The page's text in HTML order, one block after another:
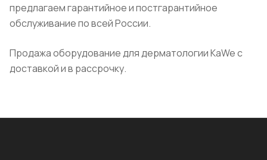
предлагаем гарантийное и постгарантийное
обслуживание по всей России.
Продажа оборудование для дерматологии KaWe с
доставкой и в рассрочку.